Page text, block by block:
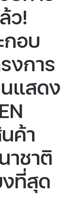
ว!
กอบ
งการ
นแสดง
ค้า
าชาติ
ที่สุด